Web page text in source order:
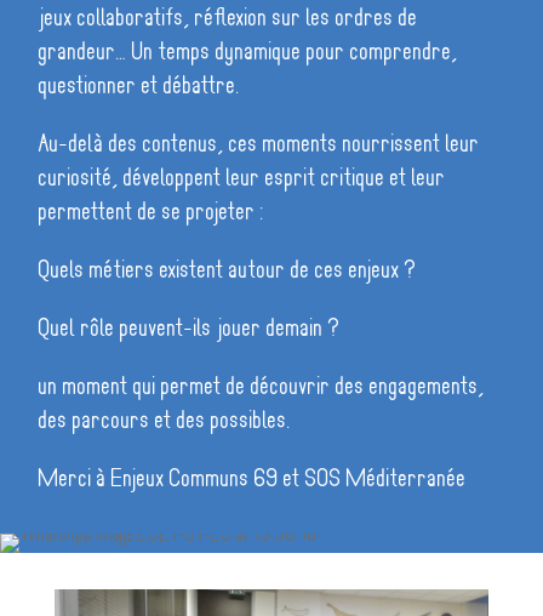
jeux collaboratifs, réflexion sur les ordres de
grandeur… Un temps dynamique pour comprendre,
questionner et débattre.
Au-delà des contenus, ces moments nourrissent leur
curiosité, développent leur esprit critique et leur
permettent de se projeter :
Quels métiers existent autour de ces enjeux ?
Quel rôle peuvent-ils jouer demain ?
un moment qui permet de découvrir des engagements,
des parcours et des possibles.
Merci à Enjeux Communs 69 et SOS Méditerranée